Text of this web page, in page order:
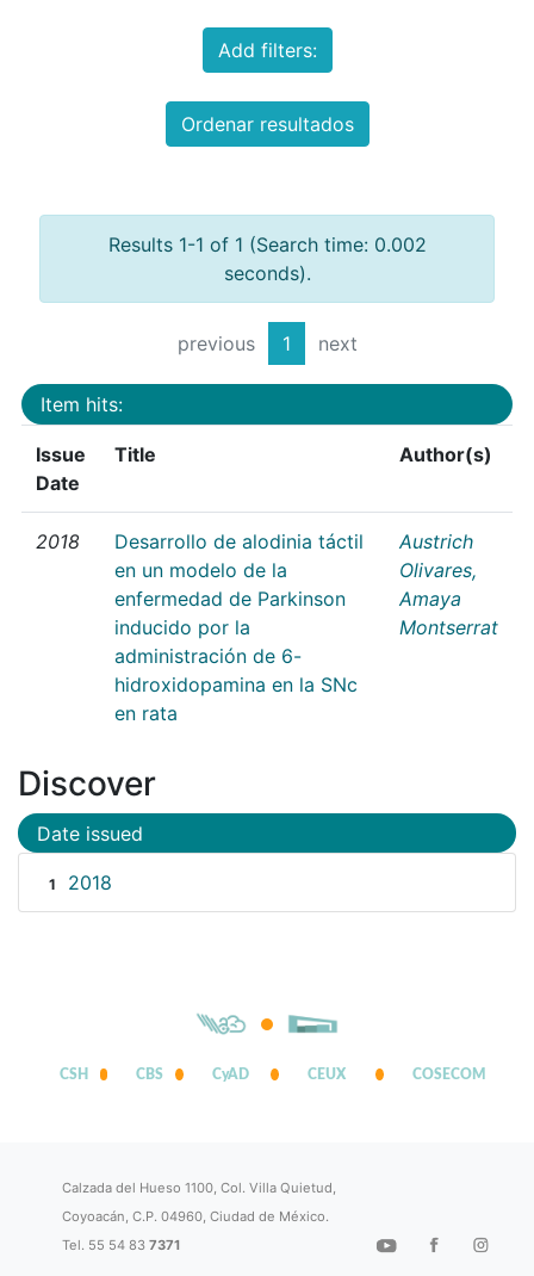
Add filters:
Ordenar resultados
Results 1-1 of 1 (Search time: 0.002
seconds).
previous 1 next
Item hits:
Issue
Date
Title Author(s)
2018
Desarrollo de alodinia táctil
en un modelo de la
enfermedad de Parkinson
inducido por la
administración de 6-
hidroxidopamina en la SNc
en rata
Austrich
Olivares,
Amaya
Montserrat
Discover
Date issued
1 2018
CSH CBS CyAD CEUX COSECOM
Calzada del Hueso 1100, Col. Villa Quietud,
Coyoacán, C.P. 04960, Ciudad de México.
Tel. 55 54 837371